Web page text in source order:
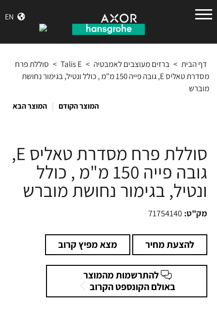
EN
גרואה
דף הבית > ברזים מעוצבים לאמבטיה >
Talis E
> סוללת פרח
מסדרת טאליס E, גובה פייה 150 מ"מ , כולל ונטיל, בגימור נחושת
מוברש
המוצר הקודם | המוצר הבא
סוללת פרח מסדרת טאליס E,
גובה פייה 150 מ"מ , כולל
ונטיל, בגימור נחושת מוברש
מק"ט: 71754140
להצעת מחיר מצא מפיץ קרוב
להתרשמות מהמוצר
באולם הקונספט הקרוב